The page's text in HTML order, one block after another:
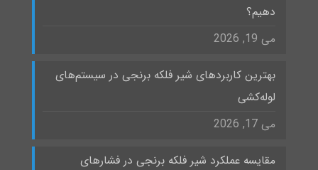
دهیم؟
می 19, 2026
بهترین کاربردهای شیر فلکه برنجی در سیستم‌های
لوله‌کشی
می 17, 2026
مقایسه عملکرد شیر فلکه برنجی در فشارهای